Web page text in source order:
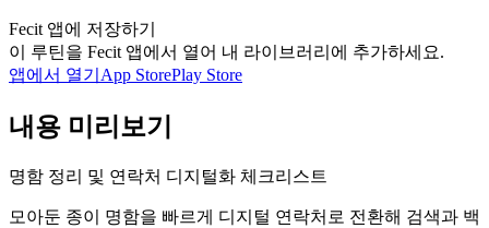
Fecit 앱에 저장하기
이 루틴을 Fecit 앱에서 열어 내 라이브러리에 추가하세요.
앱에서 열기 App StorePlay Store
내용 미리보기
명함 정리 및 연락처 디지털화 체크리스트
모아둔 종이 명함을 빠르게 디지털 연락처로 전환해 검색과 백